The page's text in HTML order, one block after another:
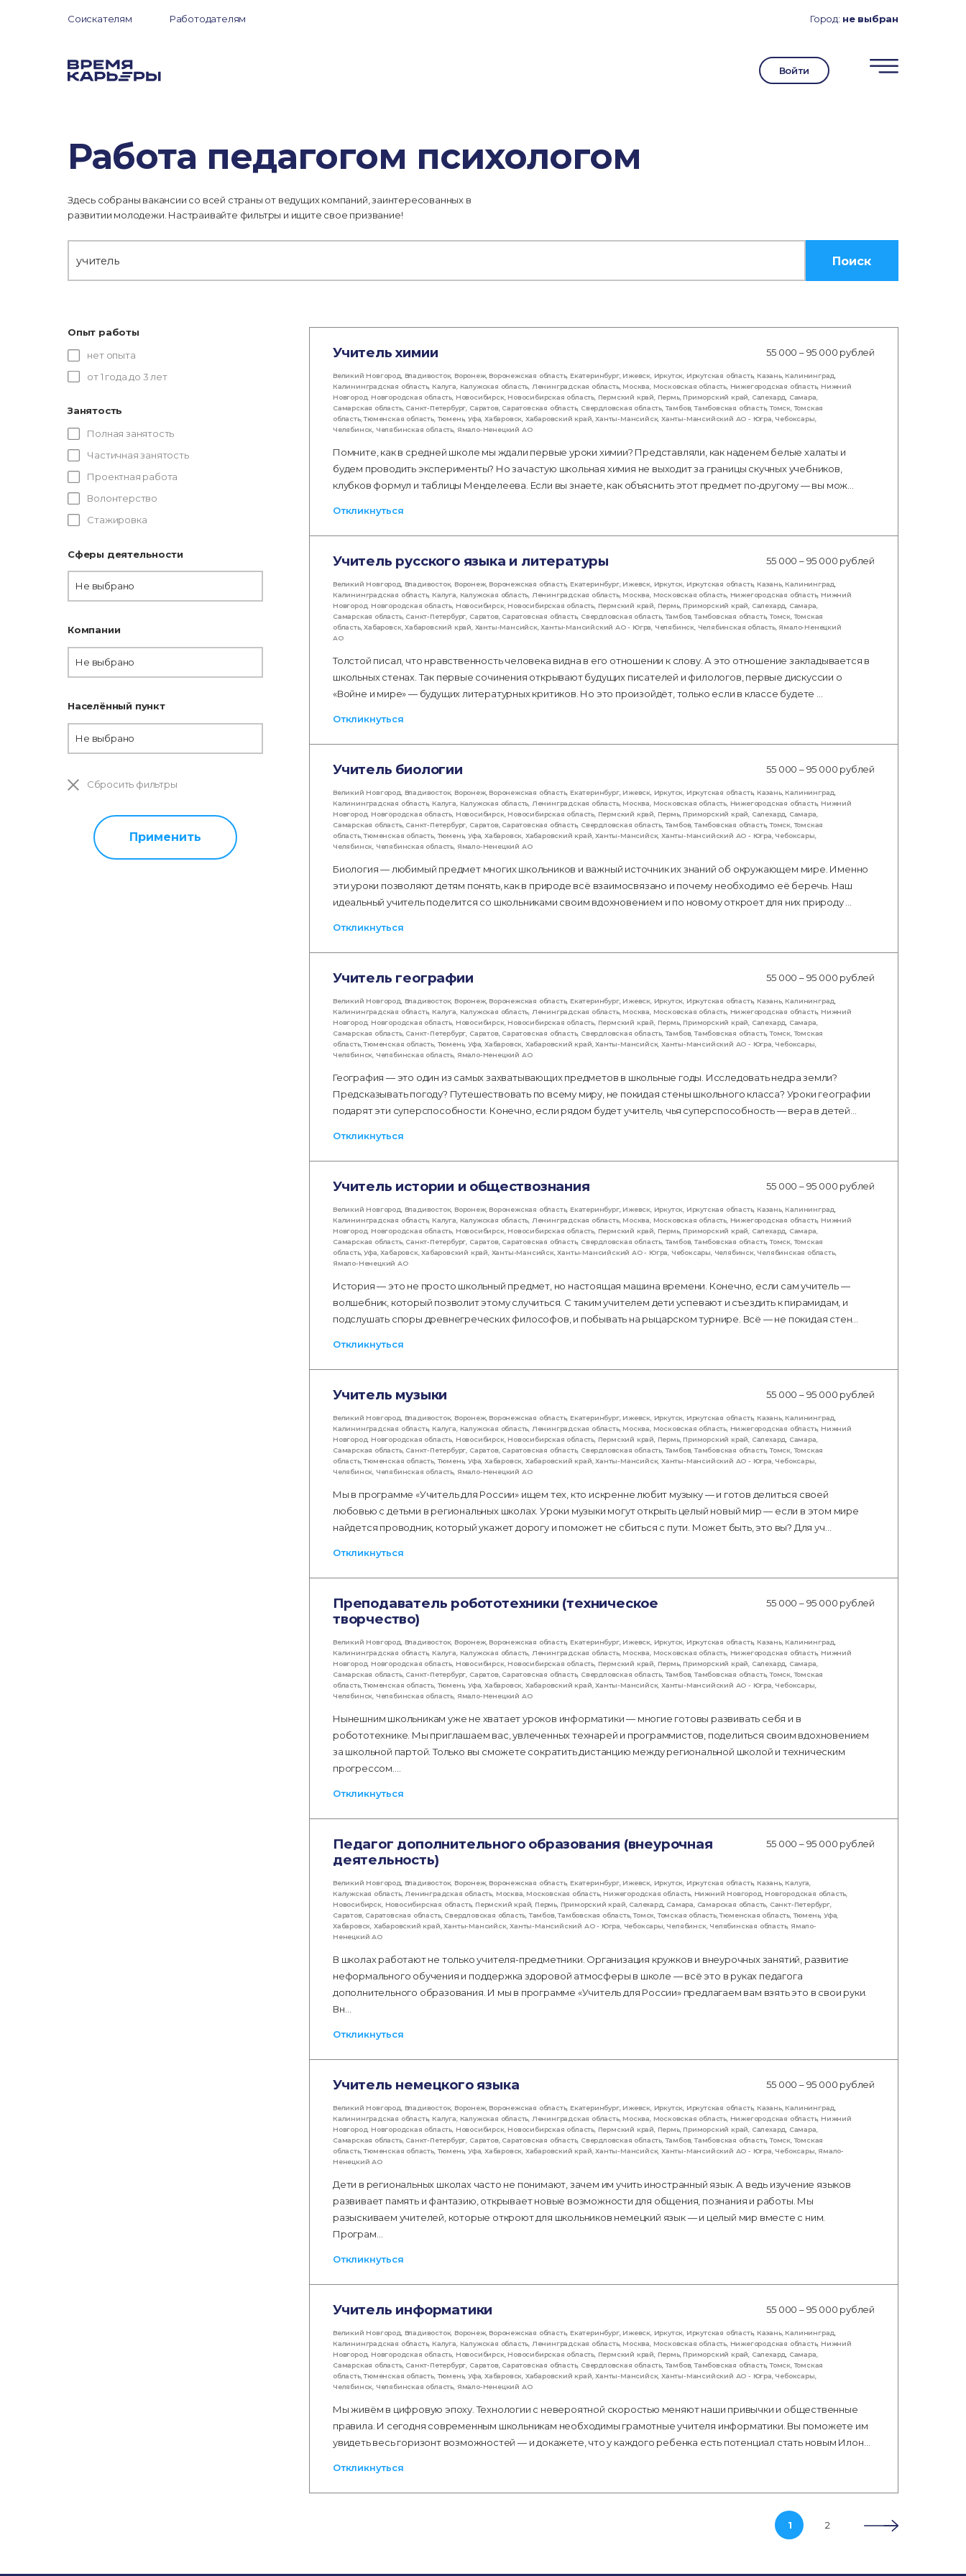
Соискателям Работодателям Город: не выбран
Войти
Работа педагогом психологом
Здесь собраны вакансии со всей страны от ведущих компаний, заинтересованных в
развитии молодежи. Настраивайте фильтры и ищите свое призвание!
Поиск
Опыт работы
нет опыта
от 1 года до 3 лет
Занятость
Полная занятость
Частичная занятость
Проектная работа
Волонтерство
Стажировка
Сферы деятельности
Не выбрано
Компании
Не выбрано
Населённый пункт
Не выбрано
Сбросить фильтры
Применить
Учитель химии 55 000 – 95 000 рублей
Великий Новгород Владивосток, Воронеж, Воронежская область, Екатеринбург, Ижевск, Иркутск Иркутская область, Казань, Калининград
Калининградская область, Калуга Калужская область Ленинградская область, Москва Московская область, Нижегородская область, Нижний
Новгород Новгородская область Новосибирск, Новосибирская область, Пермский край Пермь, Приморский край Салехард Самара
Самарская область, Санкт-Петербург Саратов, Саратовская область, Свердловская область,Тамбов,Тамбовская область,Томск,Томская
область,Тюменская область,Тюмень, Уфа Хабаровск Хабаровский край ,Ханты-Мансийск, Ханты-Мансийский АО - Югра Чебоксары
Челябинск Челябинская область Ямало-Ненецкий АО
Помните, как в средней школе мы ждали первые уроки химии? Представляли, как наденем белые халаты и
будем проводить эксперименты? Но зачастую школьная химия не выходит за границы скучных учебников,
клубков формул и таблицы Менделеева. Если вы знаете, как объяснить этот предмет по-другому — вы мож…
Откликнуться
Учитель русского языка и литературы 55 000 – 95 000 рублей
Великий Новгород Владивосток, Воронеж, Воронежская область, Екатеринбург, Ижевск, Иркутск Иркутская область, Казань, Калининград
Калининградская область, Калуга Калужская область Ленинградская область, Москва Московская область, Нижегородская область, Нижний
Новгород Новгородская область Новосибирск, Новосибирская область, Пермский край Пермь, Приморский край Салехард Самара
Самарская область, Санкт-Петербург Саратов, Саратовская область, Свердловская область,Тамбов,Тамбовская область,Томск,Томская
область,Хабаровск,Хабаровский край Ханты-Мансийск,Ханты-Мансийский АО - Югра Челябинск, Челябинская область, Ямало-Ненецкий
АО
Толстой писал, что нравственность человека видна в его отношении к слову. А это отношение закладывается в
школьных стенах. Так первые сочинения открывают будущих писателей и филологов, первые дискуссии о
«Войне и мире» — будущих литературных критиков. Но это произойдёт, только если в классе будете …
Откликнуться
Учитель биологии 55 000 – 95 000 рублей
Великий Новгород Владивосток, Воронеж, Воронежская область, Екатеринбург, Ижевск, Иркутск Иркутская область, Казань, Калининград
Калининградская область, Калуга Калужская область Ленинградская область, Москва Московская область, Нижегородская область, Нижний
Новгород Новгородская область Новосибирск, Новосибирская область, Пермский край Пермь, Приморский край Салехард Самара
Самарская область, Санкт-Петербург Саратов, Саратовская область, Свердловская область,Тамбов,Тамбовская область,Томск,Томская
область,Тюменская область,Тюмень, Уфа Хабаровск Хабаровский край ,Ханты-Мансийск, Ханты-Мансийский АО - Югра Чебоксары
Челябинск Челябинская область Ямало-Ненецкий АО
Биология — любимый предмет многих школьников и важный источник их знаний об окружающем мире. Именно
эти уроки позволяют детям понять, как в природе всё взаимосвязано и почему необходимо её беречь. Наш
идеальный учитель поделится со школьниками своим вдохновением и по новому откроет для них природу …
Откликнуться
Учитель географии 55 000 – 95 000 рублей
Великий Новгород Владивосток, Воронеж, Воронежская область, Екатеринбург, Ижевск, Иркутск Иркутская область, Казань, Калининград
Калининградская область, Калуга Калужская область Ленинградская область, Москва Московская область, Нижегородская область, Нижний
Новгород Новгородская область Новосибирск, Новосибирская область, Пермский край Пермь, Приморский край Салехард Самара
Самарская область, Санкт-Петербург Саратов, Саратовская область, Свердловская область,Тамбов,Тамбовская область,Томск,Томская
область,Тюменская область,Тюмень, Уфа Хабаровск Хабаровский край ,Ханты-Мансийск, Ханты-Мансийский АО - Югра Чебоксары
Челябинск Челябинская область Ямало-Ненецкий АО
География — это один из самых захватывающих предметов в школьные годы. Исследовать недра земли?
Предсказывать погоду? Путешествовать по всему миру, не покидая стены школьного класса? Уроки географии
подарят эти суперспособности. Конечно, если рядом будет учитель, чья суперспособность — вера в детей…
Откликнуться
Учитель истории и обществознания 55 000 – 95 000 рублей
Великий Новгород Владивосток, Воронеж, Воронежская область, Екатеринбург, Ижевск, Иркутск Иркутская область, Казань, Калининград
Калининградская область, Калуга Калужская область Ленинградская область, Москва Московская область, Нижегородская область, Нижний
Новгород Новгородская область Новосибирск, Новосибирская область, Пермский край Пермь, Приморский край Салехард Самара
Самарская область, Санкт-Петербург Саратов, Саратовская область, Свердловская область,Тамбов,Тамбовская область,Томск,Томская
область,Уфа ,Хабаровск,Хабаровский край Ханты-Мансийск,Ханты-Мансийский АО - Югра Чебоксары Челябинск, Челябинская область,
Ямало-Ненецкий АО
История — это не просто школьный предмет, но настоящая машина времени. Конечно, если сам учитель —
волшебник, который позволит этому случиться. С таким учителем дети успевают и съездить к пирамидам, и
подслушать споры древнегреческих философов, и побывать на рыцарском турнире. Всё — не покидая стен…
Откликнуться
Учитель музыки 55 000 – 95 000 рублей
Великий Новгород Владивосток, Воронеж, Воронежская область, Екатеринбург, Ижевск, Иркутск Иркутская область, Казань, Калининград
Калининградская область, Калуга Калужская область Ленинградская область, Москва Московская область, Нижегородская область, Нижний
Новгород Новгородская область Новосибирск, Новосибирская область, Пермский край Пермь, Приморский край Салехард Самара
Самарская область, Санкт-Петербург Саратов, Саратовская область, Свердловская область,Тамбов,Тамбовская область,Томск,Томская
область,Тюменская область,Тюмень, Уфа Хабаровск Хабаровский край ,Ханты-Мансийск, Ханты-Мансийский АО - Югра Чебоксары
Челябинск Челябинская область Ямало-Ненецкий АО
Мы в программе «Учитель для России» ищем тех, кто искренне любит музыку — и готов делиться своей
любовью с детьми в региональных школах. Уроки музыки могут открыть целый новый мир — если в этом мире
найдется проводник, который укажет дорогу и поможет не сбиться с пути. Может быть, это вы? Для уч…
Откликнуться
Преподаватель робототехники (техническое
творчество)
55 000 – 95 000 рублей
Великий Новгород Владивосток, Воронеж, Воронежская область, Екатеринбург, Ижевск, Иркутск Иркутская область, Казань, Калининград
Калининградская область, Калуга Калужская область Ленинградская область, Москва Московская область, Нижегородская область, Нижний
Новгород Новгородская область Новосибирск, Новосибирская область, Пермский край Пермь, Приморский край Салехард Самара
Самарская область, Санкт-Петербург Саратов, Саратовская область, Свердловская область,Тамбов,Тамбовская область,Томск,Томская
область,Тюменская область,Тюмень, Уфа Хабаровск Хабаровский край ,Ханты-Мансийск, Ханты-Мансийский АО - Югра Чебоксары
Челябинск Челябинская область Ямало-Ненецкий АО
Нынешним школьникам уже не хватает уроков информатики — многие готовы развивать себя и в
робототехнике. Мы приглашаем вас, увлеченных технарей и программистов, поделиться своим вдохновением
за школьной партой. Только вы сможете сократить дистанцию между региональной школой и техническим
прогрессом.…
Откликнуться
Педагог дополнительного образования (внеурочная
деятельность)
55 000 – 95 000 рублей
Великий Новгород Владивосток, Воронеж, Воронежская область, Екатеринбург, Ижевск, Иркутск Иркутская область, Казань, Калуга
Калужская область, Ленинградская область Москва Московская область, Нижегородская область, Нижний Новгород Новгородская область
Новосибирск, Новосибирская область, Пермский край Пермь, Приморский край Салехард Самара Самарская область Санкт-Петербург,
Саратов, Саратовская область, Свердловская область ,Тамбов,Тамбовская область,Томск ,Томская область,Тюменская область,Тюмень,Уфа
Хабаровск Хабаровский край ,Ханты-Мансийск,Ханты-Мансийский АО - Югра Чебоксары Челябинск, Челябинская область, Ямало-
Ненецкий АО
В школах работают не только учителя-предметники. Организация кружков и внеурочных занятий, развитие
неформального обучения и поддержка здоровой атмосферы в школе — всё это в руках педагога
дополнительного образования. И мы в программе «Учитель для России» предлагаем вам взять это в свои руки.
Вн…
Откликнуться
Учитель немецкого языка 55 000 – 95 000 рублей
Великий Новгород Владивосток, Воронеж, Воронежская область, Екатеринбург, Ижевск, Иркутск Иркутская область, Казань, Калининград
Калининградская область, Калуга Калужская область Ленинградская область, Москва Московская область, Нижегородская область, Нижний
Новгород Новгородская область Новосибирск, Новосибирская область, Пермский край Пермь, Приморский край Салехард Самара
Самарская область, Санкт-Петербург Саратов, Саратовская область, Свердловская область,Тамбов,Тамбовская область,Томск,Томская
область,Тюменская область,Тюмень, Уфа Хабаровск Хабаровский край ,Ханты-Мансийск, Ханты-Мансийский АО - Югра Чебоксары Ямало-
Ненецкий АО
Дети в региональных школах часто не понимают, зачем им учить иностранный язык. А ведь изучение языков
развивает память и фантазию, открывает новые возможности для общения, познания и работы. Мы
разыскиваем учителей, которые откроют для школьников немецкий язык — и целый мир вместе с ним.
Програм…
Откликнуться
Учитель информатики 55 000 – 95 000 рублей
Великий Новгород Владивосток, Воронеж, Воронежская область, Екатеринбург, Ижевск, Иркутск Иркутская область, Казань, Калининград
Калининградская область, Калуга Калужская область Ленинградская область, Москва Московская область, Нижегородская область, Нижний
Новгород Новгородская область Новосибирск, Новосибирская область, Пермский край Пермь, Приморский край Салехард Самара
Самарская область, Санкт-Петербург Саратов, Саратовская область, Свердловская область,Тамбов,Тамбовская область,Томск,Томская
область,Тюменская область,Тюмень, Уфа Хабаровск Хабаровский край ,Ханты-Мансийск, Ханты-Мансийский АО - Югра Чебоксары
Челябинск Челябинская область Ямало-Ненецкий АО
Мы живём в цифровую эпоху. Технологии с невероятной скоростью меняют наши привычки и общественные
правила. И сегодня современным школьникам необходимы грамотные учителя информатики. Вы поможете им
увидеть весь горизонт возможностей — и докажете, что у каждого ребенка есть потенциал стать новым Илон…
Откликнуться
1 2